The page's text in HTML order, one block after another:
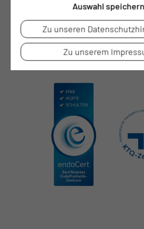
Auswahl speichern
Zu unseren
Zu unserem